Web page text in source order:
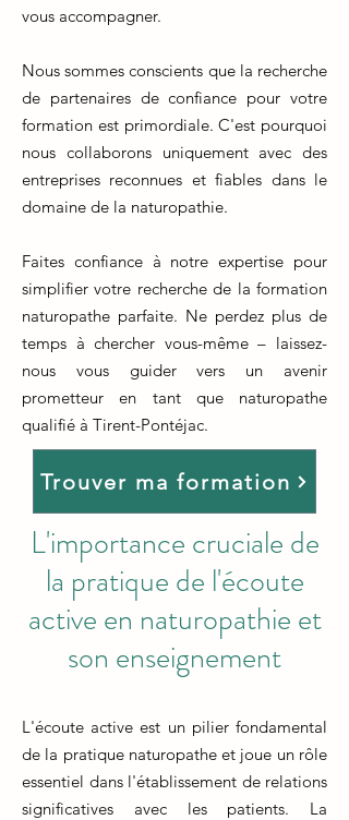
vous accompagner.
Nous sommes conscients que la recherche
de partenaires de confiance pour votre
formation est primordiale. C'est pourquoi
nous collaborons uniquement avec des
entreprises reconnues et fiables dans le
domaine de la naturopathie.
Faites confiance à notre expertise pour
simplifier votre recherche de la formation
naturopathe parfaite. Ne perdez plus de
temps à chercher vous-même – laissez-
nous vous guider vers un avenir
prometteur en tant que naturopathe
qualifié à Tirent-Pontéjac.
Trouver ma formation
L'importance cruciale de
la pratique de l'écoute
active en naturopathie et
son enseignement
L'écoute active est un pilier fondamental
de la pratique naturopathe et joue un rôle
essentiel dans l'établissement de relations
significatives avec les patients. La